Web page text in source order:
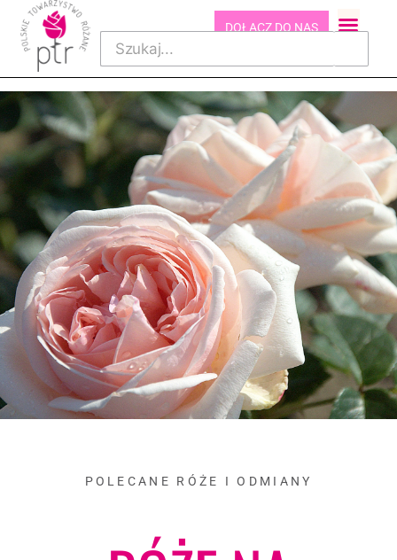
DOŁĄCZ DO NAS
POLECANE RÓŻE I ODMIANY